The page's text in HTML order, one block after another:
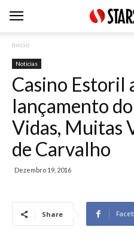
Inicio
Noticias
Casino Estoril
lançamento
Vidas, Muitas
de Carvalho
Dezembro 19, 2016
Share